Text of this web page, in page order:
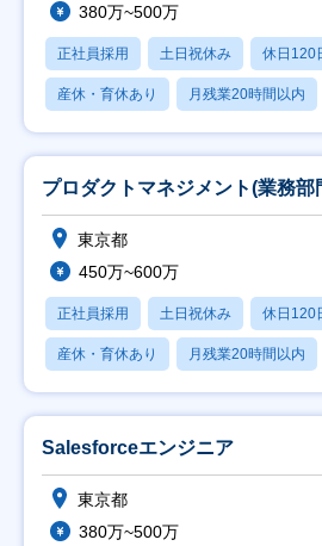
380万~500万
正社員採用 土日祝休み 休日120
産休・育休あり 月残業20時間以内
プロダクトマネジメント(業務部
東京都
450万~600万
正社員採用 土日祝休み 休日120
産休・育休あり 月残業20時間以内
Salesforceエンジニア
東京都
380万~500万